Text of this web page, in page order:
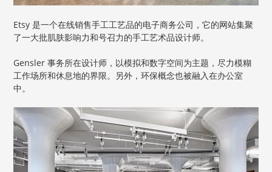
Etsy 是一个在线销售手工工艺品的电子商务公司，它的网站集聚
了一大批肌肤影响力和号召力的手工艺术品设计师。
Gensler 事务所在设计师，以模拟和数字空间为主题，尽力模糊
工作场所和休息地的界限。另外，环保概念也被融入在办公室
中。